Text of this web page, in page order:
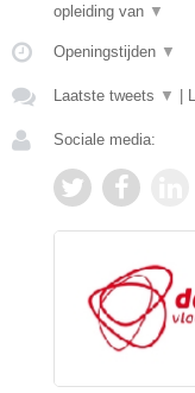
opleiding van ▼
Openingstijden ▼
Laatste tweets ▼
Sociale media: